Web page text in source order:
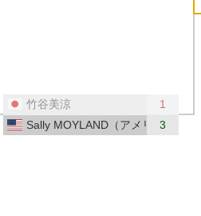
竹谷美涼
1
Sally MOYLAND（アメリカ）
3